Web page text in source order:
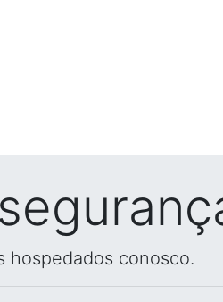
hospedados conosco.